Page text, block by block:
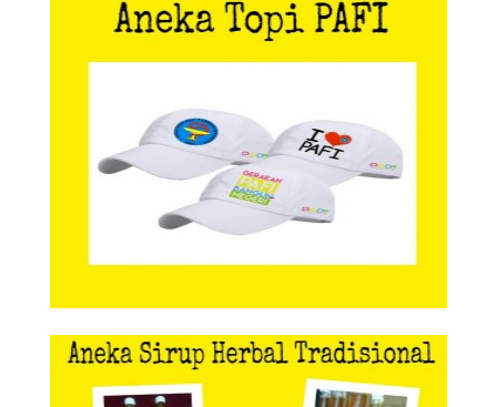
Aneka Topi PAFI
Aneka Sirup Herbal Tradisional